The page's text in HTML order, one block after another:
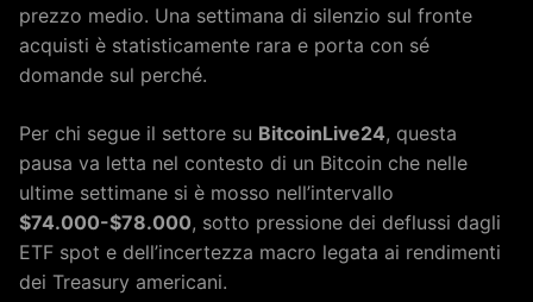
prezzo medio. Una settimana di silenzio sul fronte
acquisti è statisticamente rara e porta con sé
domande sul perché.
Per chi segue il settore su BitcoinLive24, questa
pausa va letta nel contesto di un Bitcoin che nelle
ultime settimane si è mosso nell’intervallo
$74.000-$78.000, sotto pressione dei deflussi dagli
ETF spot e dell’incertezza macro legata ai rendimenti
dei Treasury americani.